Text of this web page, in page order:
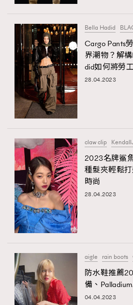
Bella Hadid
Cargo Pants
界潮物？解
did如何將勞
28.04.2023
claw clip
2023名牌鯊
種髮夾輕鬆
時尚
28.04.2023
aigle rain boots
防水鞋推薦
備、
04.04.2023